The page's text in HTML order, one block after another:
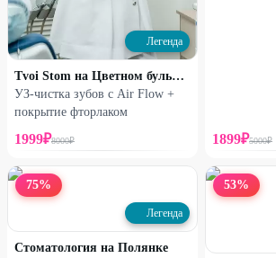
Легенда
Tvoi Stom на Цветном бульваре
УЗ-чистка зубов с Air Flow +
покрытие фторлаком
1999₽8000₽ 1899₽5000₽
75%
Легенда
Стоматология на Полянке
53%